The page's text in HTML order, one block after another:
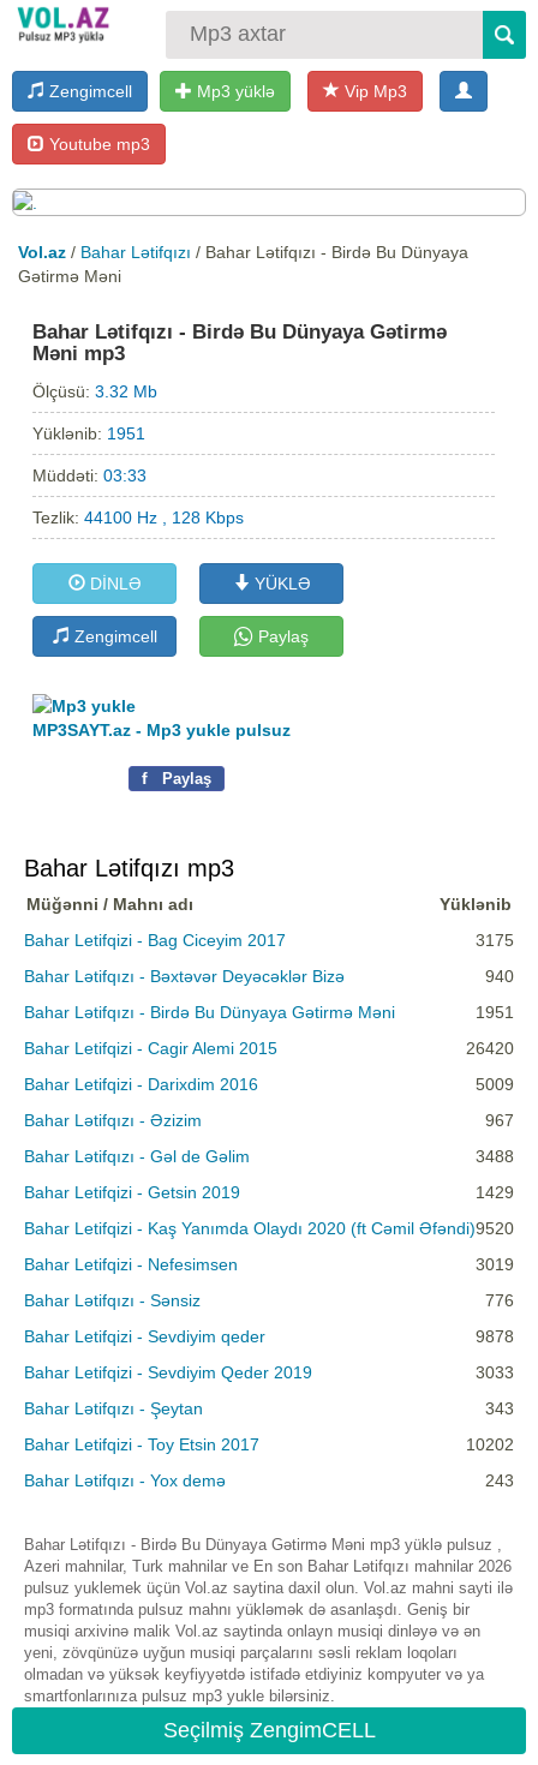
Zengimcell Mp3 yüklə Vip Mp3
Youtube mp3
Vol.az / Bahar Lətifqızı / Bahar Lətifqızı - Birdə Bu Dünyaya
Gətirmə Məni
Bahar Lətifqızı - Birdə Bu Dünyaya Gətirmə
Məni mp3
Ölçüsü:3.32 Mb
Yüklənib: 1951
Müddəti:03:33
Tezlik:44100 Hz , 128 Kbps
DİNLƏ YÜKLƏ
Zengimcell Paylaş
MP3SAYT.az - Mp3 yukle pulsuz
f Paylaş
Bahar Lətifqızı mp3
Müğənni / Mahnı adı
Yüklənib
Bahar Letifqizi - Bag Ciceyim 2017
3175
Bahar Lətifqızı - Bəxtəvər Deyəcəklər Bizə
940
Bahar Lətifqızı - Birdə Bu Dünyaya Gətirmə Məni
1951
Bahar Letifqizi - Cagir Alemi 2015
26420
Bahar Letifqizi - Darixdim 2016
5009
Bahar Lətifqızı - Əzizim
967
Bahar Lətifqızı - Gəl de Gəlim
3488
Bahar Letifqizi - Getsin 2019
1429
Bahar Letifqizi - Kaş Yanımda Olaydı 2020 (ft Cəmil Əfəndi)9520
Bahar Letifqizi - Nefesimsen
3019
Bahar Lətifqızı - Sənsiz
776
Bahar Letifqizi - Sevdiyim qeder
9878
Bahar Letifqizi - Sevdiyim Qeder 2019
3033
Bahar Lətifqızı - Şeytan
343
Bahar Letifqizi - Toy Etsin 2017
10202
Bahar Lətifqızı - Yox demə
243
Bahar Lətifqızı - Birdə Bu Dünyaya Gətirmə Məni mp3 yüklə pulsuz ,
Azeri mahnilar, Turk mahnilar ve En son Bahar Lətifqızı mahnilar 2026
pulsuz yuklemek üçün Vol.az saytina daxil olun. Vol.az mahni sayti ilə
mp3 formatında pulsuz mahnı yükləmək də asanlaşdı. Geniş bir
musiqi arxivinə malik Vol.az saytinda onlayn musiqi dinləyə və ən
yeni, zövqünüzə uyğun musiqi parçalarını səsli reklam loqoları
olmadan və yüksək keyfiyyətdə istifadə etdiyiniz kompyuter və ya
smartfonlarınıza pulsuz mp3 yukle bilərsiniz.
Seçilmiş ZengimCELL